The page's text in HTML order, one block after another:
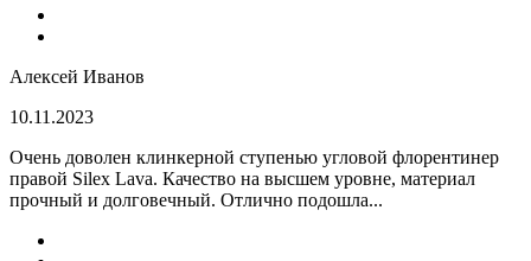
Алексей Иванов
10.11.2023
Очень доволен клинкерной ступенью угловой флорентинер
правой Silex Lava. Качество на высшем уровне, материал
прочный и долговечный. Отлично подошла...